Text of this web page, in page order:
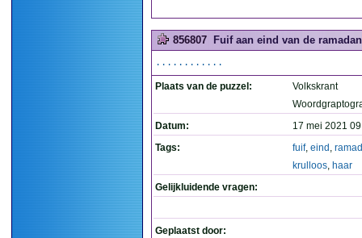
856807 Fuif aan eind van de
............
Plaats van de puzzel:
Volkskrant
Datum:
17 mei 2021
Tags:
fuif, eind ,
krulloos, haar
Gelijkluidende vragen:
Geplaatst door: